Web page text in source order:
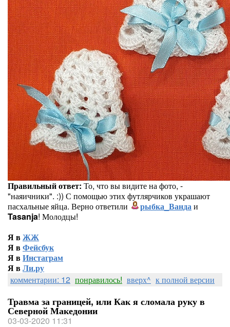
Правильный ответ: То, что вы видите на фото, -
"наяичники". :)) С помощью этих футлярчиков украшают
пасхальные яйца. Верно ответили
рыбка_Вандаи
Tasanja! Молодцы!
Я вЖЖ
Я вФейсбук
Я вИнстаграм
Я вЛи.ру
комментарии: 12 понравилось! вверх^ к полной версии
Травма за границей, или Как я сломала руку в
Северной Македонии
03-03-2020 11:31